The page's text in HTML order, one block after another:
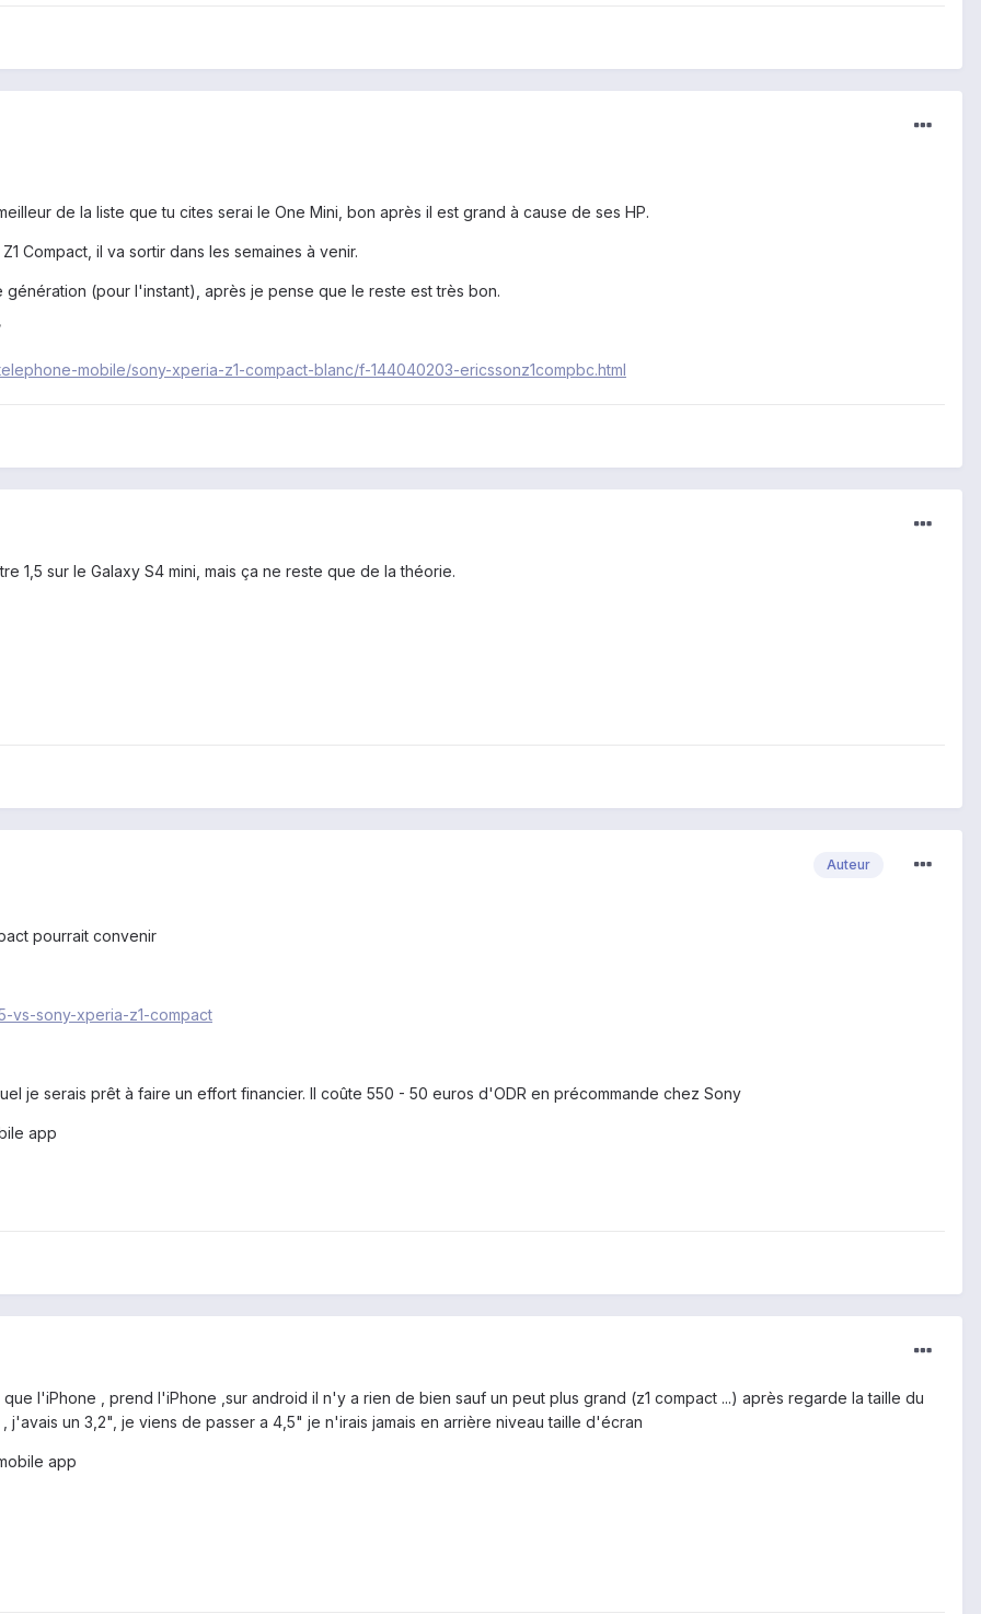
de la liste que tu cites serai le One Mini, bon après il est grand à cause de ses HP.
Compact, il va sortir dans les semaines à venir.
(pour l'instant), après je pense que le reste est très bon.
mobile/sony-xperia-z1-compact-blanc/f-144040203-ericssonz1compbc.html
1,5 sur le Galaxy S4 mini, mais ça ne reste que de la théorie.
Auteur
pourrait convenir
vs-sony-xperia-z1-compact
je serais prêt à faire un effort financier. Il coûte 550 - 50 euros d'ODR en précommande chez Sony
app
l'iPhone , prend l'iPhone ,sur android il n'y a rien de bien sauf un peut plus grand (z1 compact ...) après regarde la taille du
j'avais un 3,2", je viens de passer a 4,5" je n'irais jamais en arrière niveau taille d'écran
app